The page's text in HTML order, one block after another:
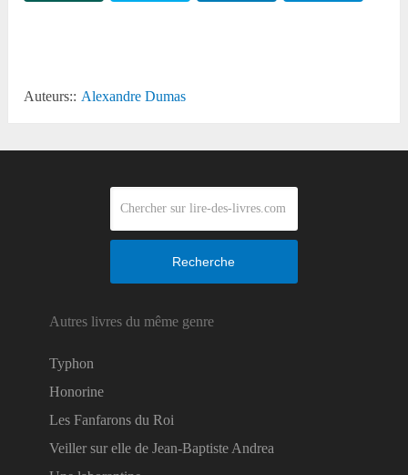
Auteurs:: Alexandre Dumas
Recherche
Autres livres du même genre
Typhon
Honorine
Les Fanfarons du Roi
Veiller sur elle de Jean-Baptiste Andrea